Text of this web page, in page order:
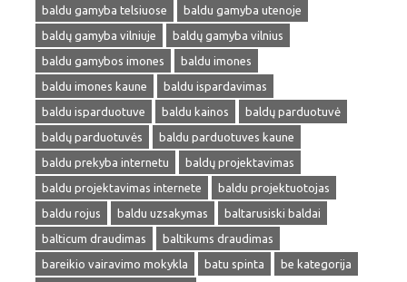
baldu gamyba telsiuose
baldu gamyba utenoje
baldų gamyba vilniuje
baldų gamyba vilnius
baldu gamybos imones
baldu imones
baldu imones kaune
baldu ispardavimas
baldu isparduotuve
baldu kainos
baldų parduotuvė
baldų parduotuvės
baldu parduotuves kaune
baldu prekyba internetu
baldų projektavimas
baldu projektavimas internete
baldu projektuotojas
baldu rojus
baldu uzsakymas
baltarusiski baldai
balticum draudimas
baltikums draudimas
bareikio vairavimo mokykla
batu spinta
be kategorija